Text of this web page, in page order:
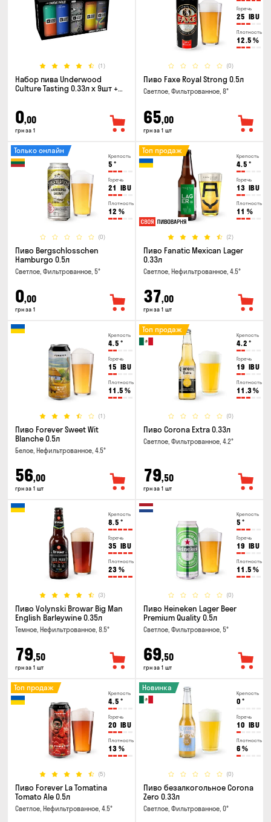
(1)
Набор пива Underwood
Culture Tasting 0.33л x 9шт +
0,00
грн за 1
Горечь
25 IBU
Плотность
12.5 %
(0)
Пиво Faxe Royal Strong 0.5л
Светлое, Фильтрованное, 8°
65,00
грн за 1 шт
Крепость
5 °
Горечь
21 IBU
Плотность
12 %
(0)
Только онлайн
Пиво Bergschlosschen
Hamburgo 0.5л
Светлое, Фильтрованное, 5°
0,00
грн за 1
Крепость
4.5 °
Горечь
13 IBU
Плотность
11 %
(2)
Топ продаж
Пиво Fanatic Mexican Lager
0.33л
Светлое, Нефильтрованное, 4.5°
37,00
грн за 1 шт
Крепость
4.5 °
Горечь
15 IBU
Плотность
11.5 %
(1)
Пиво Forever Sweet Wit
Blanche 0.5л
Белое, Нефильтрованное, 4.5°
56,00
грн за 1 шт
Крепость
4.2 °
Горечь
19 IBU
Плотность
11.3%
(0)
Топ продаж
Пиво Corona Extra 0.33л
Светлое, Фильтрованное, 4.2°
79,50
грн за 1 шт
Крепость
8.5 °
Горечь
35 IBU
Плотность
23 %
(3)
Пиво Volynski Browar Big Man
English Barleywine 0.35л
Темное, Нефильтрованное, 8.5°
79,50
грн за 1 шт
Крепость
5 °
Горечь
19 IBU
Плотность
11.5 %
(0)
Пиво Heineken Lager Beer
Premium Quality 0.5л
Светлое, Фильтрованное, 5°
69,50
грн за 1 шт
Крепость
4.5 °
Горечь
20 IBU
Плотность
13 %
(5)
Топ продаж
Пиво Forever La Tomatina
Tomato Ale 0.5л
Светлое, Нефильтрованное, 4.5°
Крепость
0 °
Горечь
10 IBU
Плотность
6 %
(0)
Новинка
Пиво безалкогольное Corona
Zero 0.33л
Светлое, Фильтрованное, 0°